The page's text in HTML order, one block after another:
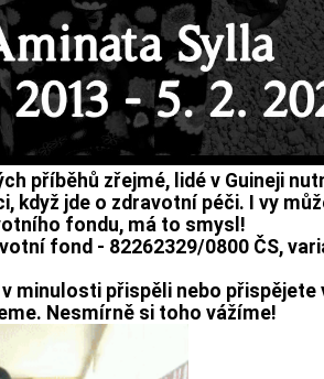
příběhů zřejmé, lidé v Guineji
když jde o zdravotní péči. I vy
fondu, má to smysl!
fond - 82262329/0800 ČS,
minulosti přispěli nebo přispějete
Nesmírně si toho vážíme!